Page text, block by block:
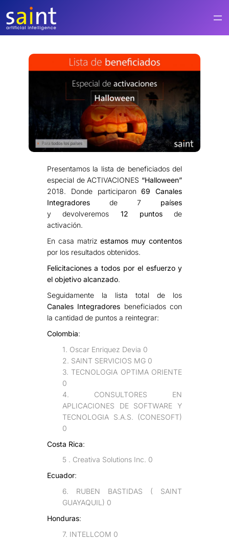
contenido
Presentamos la lista de beneficiados del
especial de ACTIVACIONES “Halloween”
2018. Donde participaron69 Canales
Integradoresde 7 países
y devolveremos 12 puntosde
activación.
En casa matrizestamos muy contentos
por los resultados obtenidos.
Felicitaciones a todos por el esfuerzo y
el objetivo alcanzado.
Seguidamente la lista total de los
Canales Integradores beneficiados con
la cantidad de puntos a reintegrar:
Colombia:
1. Oscar Enriquez Devia 0
2. SAINT SERVICIOS MG 0
3. TECNOLOGIA OPTIMA ORIENTE
0
4. CONSULTORES EN
APLICACIONES DE SOFTWARE Y
TECNOLOGIA S.A.S. (CONESOFT)
0
Costa Rica:
5 . Creativa Solutions Inc. 0
Ecuador:
6. RUBEN BASTIDAS ( SAINT
GUAYAQUIL) 0
Honduras:
7. INTELLCOM 0